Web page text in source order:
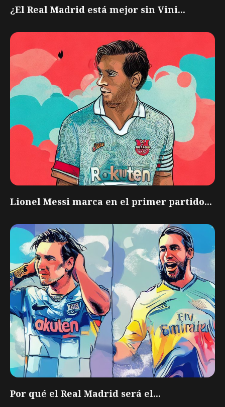
¿El Real Madrid está mejor sin Vini...
Lionel Messi marca en el primer partido...
Por qué el Real Madrid será el...